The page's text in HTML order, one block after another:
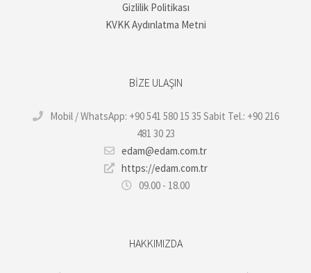
Gizlilik Politikası
KVKK Aydınlatma Metni
BIZE ULAŞIN
Mobil / WhatsApp: +90 541 580 15 35 Sabit Tel.: +90 216
481 30 23
edam@edam.com.tr
https://edam.com.tr
09.00 - 18.00
HAKKIMIZDA